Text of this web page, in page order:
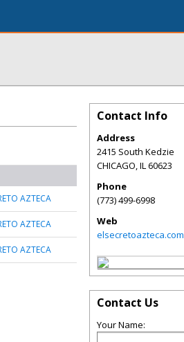
AZTECA
AZTECA
AZTECA
Contact Info
Address
2415 South Kedzie
CHICAGO,IL60623
Phone
(773) 499-6998
Web
elsecretoazteca.com
Contact Us
Your Name: